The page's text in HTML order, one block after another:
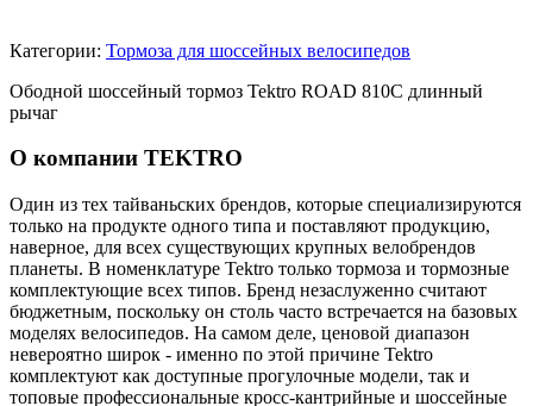
Категории: Тормоза для шоссейных велосипедов
Ободной шоссейный тормоз Tektro ROAD 810С длинный
рычаг
О компании TEKTRO
Один из тех тайваньских брендов, которые специализируются
только на продукте одного типа и поставляют продукцию,
наверное, для всех существующих крупных велобрендов
планеты. В номенклатуре Tektro только тормоза и тормозные
комплектующие всех типов. Бренд незаслуженно считают
бюджетным, поскольку он столь часто встречается на базовых
моделях велосипедов. На самом деле, ценовой диапазон
невероятно широк - именно по этой причине Tektro
комплектуют как доступные прогулочные модели, так и
топовые профессиональные кросс-кантрийные и шоссейные